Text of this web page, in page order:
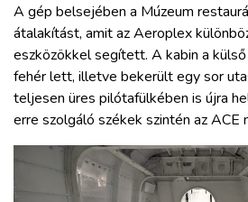
A gép belsejében a Múzeum
átalakítást, amit az Aeroplex
eszközökkel segített. A kabin a
fehér lett, illetve bekerült egy sor
teljesen üres pilótafülkében is újra
erre szolgáló székek szintén az ACE